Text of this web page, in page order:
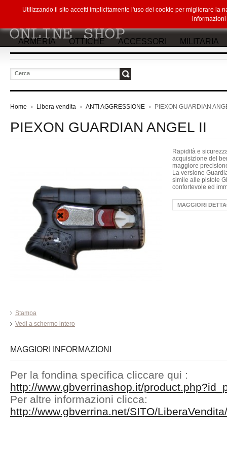
ARMERIA OTTICHE ACCESSORI MILITARIA
Home > Libera vendita > ANTI AGGRESSIONE > PIEXON GUARDIAN
PIEXON GUARDIAN ANGEL II
Stampa
Vedi a schermo intero
Rapidità e
acquisizione del
maggiore
La versione
simile alle pistole
confortevole ed
MAGGIORI
MAGGIORI INFORMAZIONI
Per la fondina specifica cliccare qui :
http://www.gbverrinashop.it/
Per altre informazioni clicca:
http://www.gbverrina.net/SITO/
Utilizzando il sito accetti implicitamente l'uso dei cookie per migliorare la
informazioni